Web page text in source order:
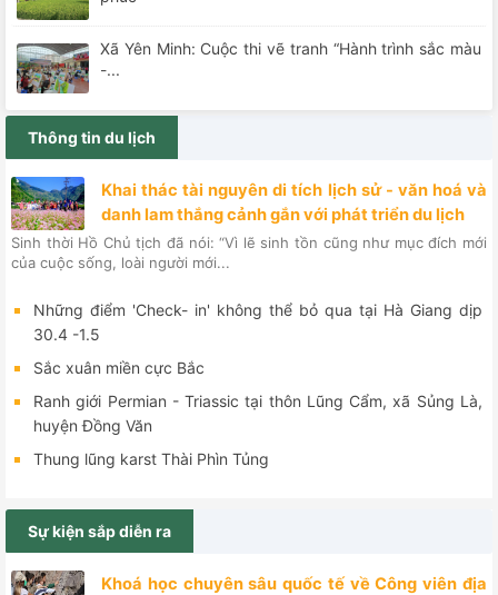
Xã Yên Minh: Cuộc thi vẽ tranh “Hành trình sắc màu
-...
Thông tin du lịch
Khai thác tài nguyên di tích lịch sử - văn hoá và
danh lam thắng cảnh gắn với phát triển du lịch
Sinh thời Hồ Chủ tịch đã nói: “Vì lẽ sinh tồn cũng như mục đích mới
của cuộc sống, loài người mới...
Những điểm 'Check- in' không thể bỏ qua tại Hà Giang dịp
30.4 -1.5
Sắc xuân miền cực Bắc
Ranh giới Permian - Triassic tại thôn Lũng Cẩm, xã Sủng Là,
huyện Đồng Văn
Thung lũng karst Thài Phìn Tủng
Sự kiện sắp diễn ra
Khoá học chuyên sâu quốc tế về Công viên địa